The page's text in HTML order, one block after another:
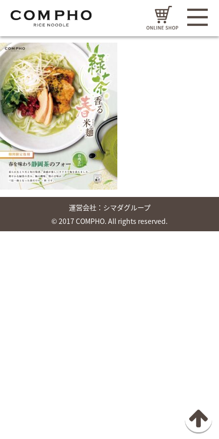
運営会社： シマダグループ
© 2017 COMPHO. All rights reserved.